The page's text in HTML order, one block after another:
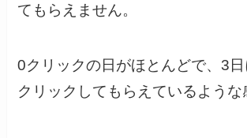
てもらえません。
0クリックの日がほとんどで、3
クリックしてもらえているような